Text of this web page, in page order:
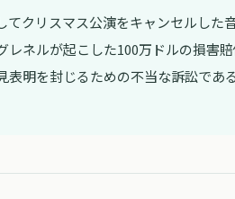
てクリスマス公演をキャンセルした
レネルが起こした100万ドルの損害
明を封じるための不当な訴訟であ